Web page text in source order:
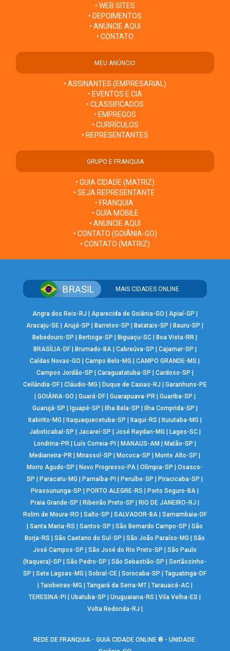
• WEB SITES
• DEPOIMENTOS
• ANUNCIE AQUI
• CONTATO
MEU ANÚNCIO
• ASSINANTES (EMPRESARIAL)
• EVENTOS E CIA
• CLASSIFICADOS
• EMPREGOS
• CURRÍCULOS
• REPRESENTANTES
GRUPO E FRANQUIA
• GUIA CIDADE (MATRIZ)
• SEJA REPRESENTANTE
• FRANQUIA
• GUIA MOBILE
• ANUNCIE AQUI
• CONTATO (GOIÂNIA-GO)
• CONTATO (MATRIZ)
MAIS CIDADES ONLINE
Angra dos Reis-RJ Aparecida de Goiânia-GO Apiaí-SP
Aracaju-SE |Arujá-SP Barretos-SP Batatais-SP Bauru-SP
Bebedouro-SP
Bertioga-SP Biguaçu-SC Boa Vista-RR
BRASÍLIA-DF| Brumado-BA| Cabreúva-SP Cajamar-SP
Caldas Novas-GO
|Campo Belo-MG |CAMPO GRANDE-MS
Campos Jordão-SP
Caraguatatuba-SP Cardoso-SP
Ceilândia-DF| Cláudio-MG Duque de Caxias-RJ
Garanhuns-PE
GOIÂNIA-GO Guará-DF| Guarapuava-PR| Guariba-SP
Guarujá-SP
Iguapé-SP Ilha Bela-SP Ilha Comprida-SP
Itabirito-MG
Itaquaquecetuba-SP Itaqui-RS Ituiutaba-MG
Jaboticabal-SP
Jacareí-SP José Raydan-MG Lages-SC|
Londrina-PR| Luís Correia-PI MANAUS-AM Matão-SP
Medianeira-PR
Mirassol-SP Mococa-SP Monte Alto-SP
Morro Agudo-SP
Novo Progresso-PA |Olímpia-SP |Osasco-
SP
Paracatu-MG Parnaíba-PI Peruíbe-SP Piracicaba-SP
Pirassununga-SP
PORTO ALEGRE-RS Porto Seguro-BA
Praia Grande-SP
Ribeirão Preto-SP RIO DE JANEIRO-RJ
Rolim de Moura-RO
Salto-SP SALVADOR-BA| Samambaia-DF
|Santa Maria-RS |Santos-SP |São Bernardo Campo-SP |São
Borja-RS
|São Caetano do Sul-SP |São João Paraíso-MG |São
José Campos-SP
|São José do Rio Preto-SP |São Paulo
(Itaquera)-SP
|São Pedro-SP |São Sebastião-SP |Sertãozinho-
SP
|Sete Lagoas-MG |Sobral-CE |Sorocaba-SP |Taguatinga-DF
Taiobeiras-MG Tangará da Serra-MT| Tarauacá-AC|
TERESINA-PI
|Ubatuba-SP |Uruguaiana-RS |Vila Velha-ES
Volta Redonda-RJ
REDE DE FRANQUIA - GUIA CIDADE ONLINE ® - UNIDADE: